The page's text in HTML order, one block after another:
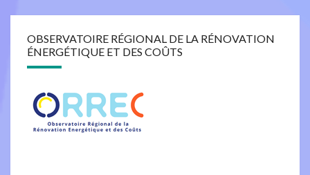
OBSERVATOIRE RÉGIONAL DE LA RÉNOVATION
ÉNERGÉTIQUE ET DES COÛTS